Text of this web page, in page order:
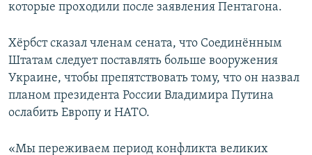
которые проходили после заявления Пентагона.
Хёрбст сказал членам сената, что Соединённым
Штатам следует поставлять больше вооружения
Украине, чтобы препятствовать тому, что он назвал
планом президента России Владимира Путина
ослабить Европу и НАТО.
«Мы переживаем период конфликта великих